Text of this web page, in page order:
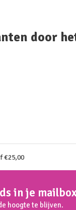
door
€25,00
in je
hoogte te blijven.